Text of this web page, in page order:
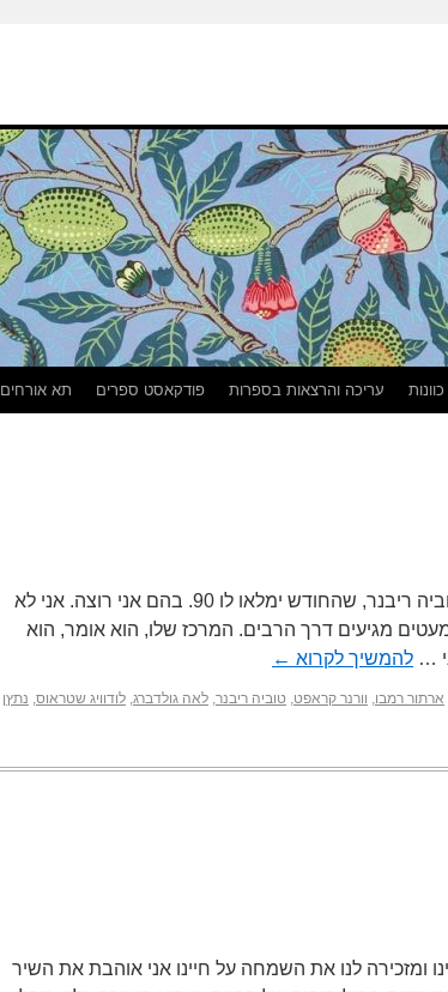
עריכה והרצאות בספרות פודקאסט ספרים תא אורחים
אני כותב אל המעטים, אומר המשורר טוביה ריבנר, שהחודש ימלאו לו 90. בהם אני רוצה. אני לא
מגיעים דרך הרבים. המרכז שלו, הוא אומר, הוא
… להמשיך לקרוא ←
ארתור רמבו, וורנר קראפט, טוביה ריבנר, לאה גולדברג, לודוויג שטראוס, נתץן
ומזכירה לנו את השמחה על חיינו אני אוהבת את השיר